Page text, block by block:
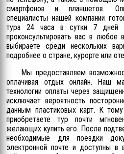
смартфонов и планшетов.
специалисты нашей компании
тура 24 часа в сутки 7
проконсультировать вас в
выбираете среди нескольких
подробнее о стране, курорте или
Мы предоставляем
оплачивая отдых онлайн. Наш
технологии оплаты через
исключает вероятность
данным пластиковых карт. К
приобретаете тур почти
желающих купить его. После
необходимые для поездки
электронной почте и доступны в